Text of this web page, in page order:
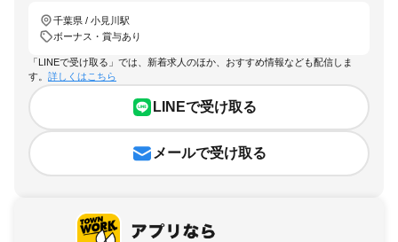
千葉県 / 小見川駅
ボーナス・賞与あり
「LINEで受け取る」では、新着求人のほか、おすすめ情報なども配信しま
す。 詳しくはこちら
LINEで受け取る
メールで受け取る